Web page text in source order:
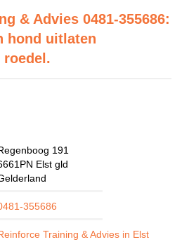
& Advies 0481-355686:
hond uitlaten
191
Elst gld
355686
Training & Advies in Elst